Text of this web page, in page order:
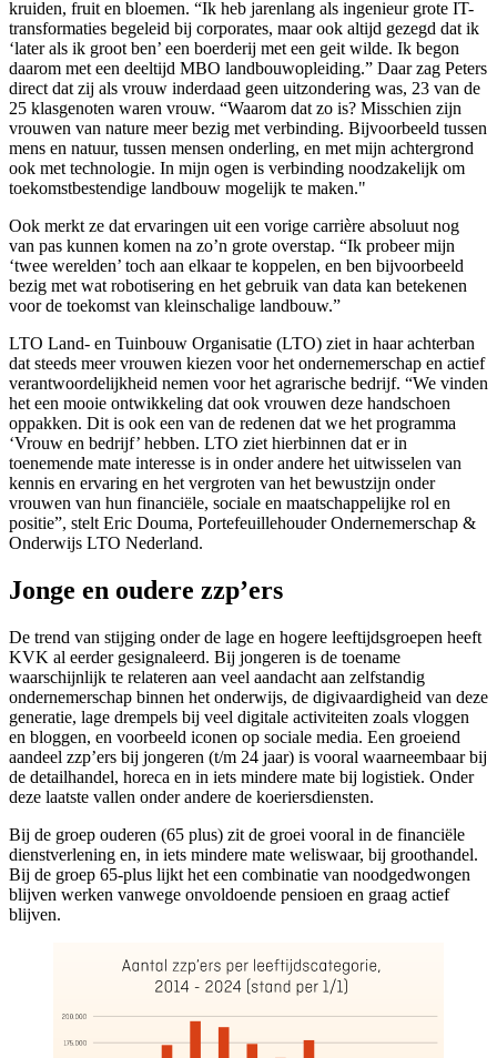
kruiden, fruit en bloemen. “Ik heb jarenlang als ingenieur grote IT-
transformaties begeleid bij corporates, maar ook altijd gezegd dat ik
‘later als ik groot ben’ een boerderij met een geit wilde. Ik begon
daarom met een deeltijd MBO landbouwopleiding.” Daar zag Peters
direct dat zij als vrouw inderdaad geen uitzondering was, 23 van de
25 klasgenoten waren vrouw. “Waarom dat zo is? Misschien zijn
vrouwen van nature meer bezig met verbinding. Bijvoorbeeld tussen
mens en natuur, tussen mensen onderling, en met mijn achtergrond
ook met technologie. In mijn ogen is verbinding noodzakelijk om
toekomstbestendige landbouw mogelijk te maken."
Ook merkt ze dat ervaringen uit een vorige carrière absoluut nog
van pas kunnen komen na zo’n grote overstap. “Ik probeer mijn
‘twee werelden’ toch aan elkaar te koppelen, en ben bijvoorbeeld
bezig met wat robotisering en het gebruik van data kan betekenen
voor de toekomst van kleinschalige landbouw.”
LTO Land- en Tuinbouw Organisatie (LTO) ziet in haar achterban
dat steeds meer vrouwen kiezen voor het ondernemerschap en actief
verantwoordelijkheid nemen voor het agrarische bedrijf. “We vinden
het een mooie ontwikkeling dat ook vrouwen deze handschoen
oppakken. Dit is ook een van de redenen dat we het programma
‘Vrouw en bedrijf’ hebben. LTO ziet hierbinnen dat er in
toenemende mate interesse is in onder andere het uitwisselen van
kennis en ervaring en het vergroten van het bewustzijn onder
vrouwen van hun financiële, sociale en maatschappelijke rol en
positie”, stelt Eric Douma, Portefeuillehouder Ondernemerschap &
Onderwijs LTO Nederland.
Jonge en oudere zzp’ers
De trend van stijging onder de lage en hogere leeftijdsgroepen heeft
KVK al eerder gesignaleerd. Bij jongeren is de toename
waarschijnlijk te relateren aan veel aandacht aan zelfstandig
ondernemerschap binnen het onderwijs, de digivaardigheid van deze
generatie, lage drempels bij veel digitale activiteiten zoals vloggen
en bloggen, en voorbeeld iconen op sociale media. Een groeiend
aandeel zzp’ers bij jongeren (t/m 24 jaar) is vooral waarneembaar bij
de detailhandel, horeca en in iets mindere mate bij logistiek. Onder
deze laatste vallen onder andere de koeriersdiensten.
Bij de groep ouderen (65 plus) zit de groei vooral in de financiële
dienstverlening en, in iets mindere mate weliswaar, bij groothandel.
Bij de groep 65-plus lijkt het een combinatie van noodgedwongen
blijven werken vanwege onvoldoende pensioen en graag actief
blijven.